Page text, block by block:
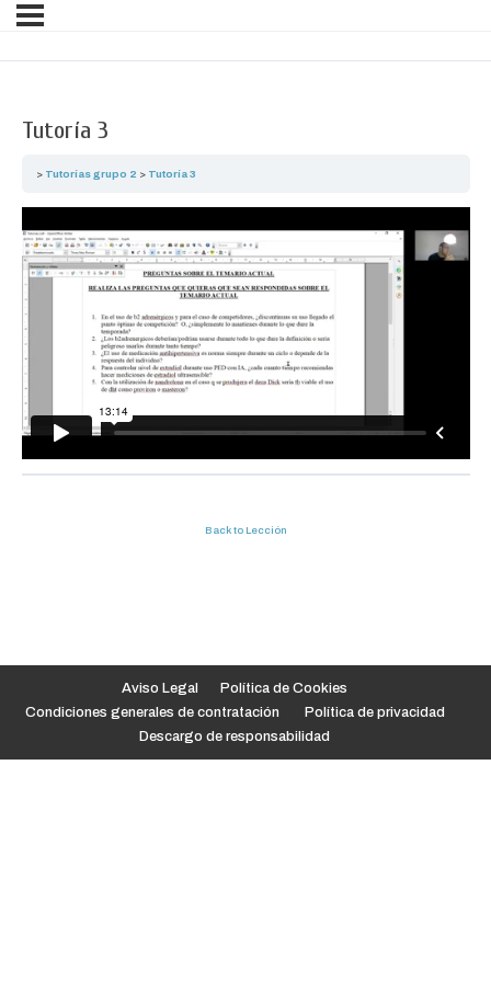
Tutoría 3
Tutorías grupo 2 Tutoría 3
Back to Lección
Aviso Legal
Política de Cookies
Condiciones generales de contratación
Política de privacidad
Descargo de responsabilidad